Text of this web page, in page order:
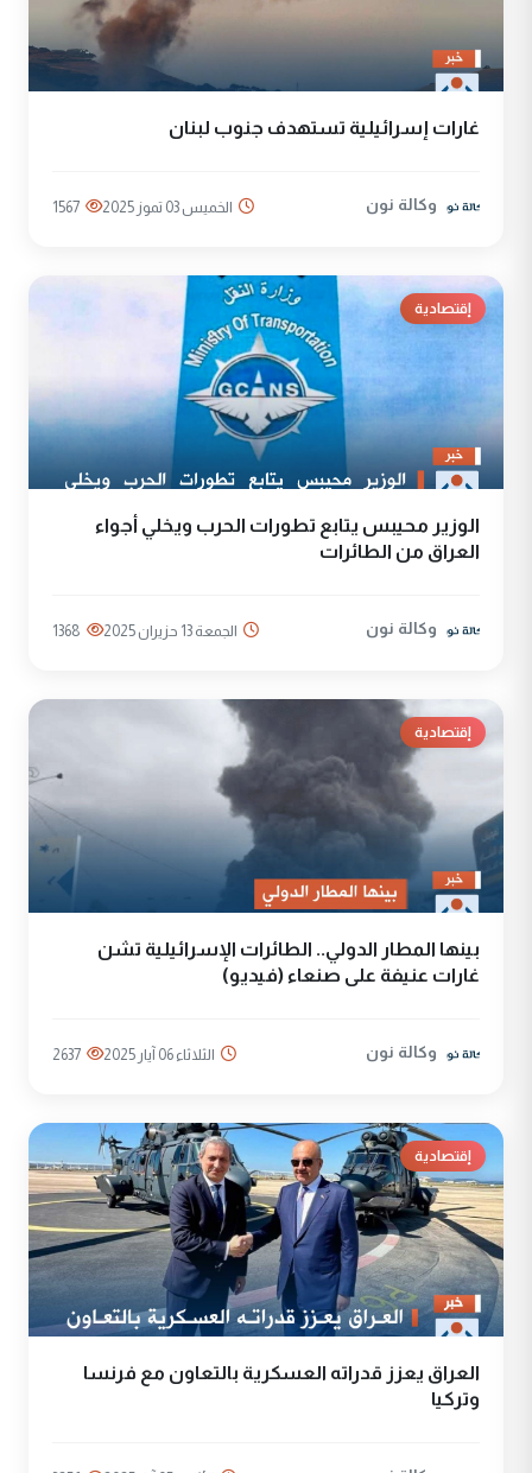
غارات إسرائيلية تستهدف جنوب لبنان
وكالة نون الخميس 03 تموز 2025 1567
إقتصادية
الوزير محيبس يتابع تطورات الحرب ويخلي أجواء
العراق من الطائرات
وكالة نون الجمعة 13 حزيران 2025 1368
إقتصادية
بينها المطار الدولي.. الطائرات الإسرائيلية تشن
غارات عنيفة على صنعاء (فيديو)
وكالة نون الثلاثاء 06 آيار 2025 2637
إقتصادية
العراق يعزز قدراته العسكرية بالتعاون مع فرنسا
وتركيا